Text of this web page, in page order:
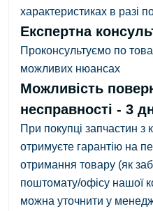
характеристиках в разі
Експертна
Проконсультуємо по
можливих нюансах
Можливість
несправності - 3
При покупці запчастин з
отримуєте гарантію на
отримання товару (як
поштомату/офісу нашої
можна уточнити у